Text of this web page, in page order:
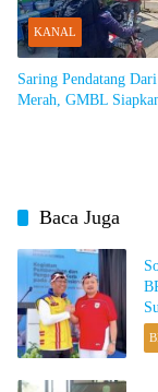
KANAL
Saring Pendatang
Merah, GMBL
Baca Juga